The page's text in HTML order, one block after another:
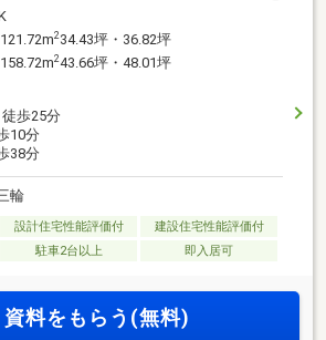
121.72m2 34.43坪・36.82坪
158.72m243.66坪・48.01坪
徒歩25分
10分
38分
輪
設計住宅性能評価付
建設住宅性能評価付
駐車2台以上 即入居可
資料をもらう(無料)